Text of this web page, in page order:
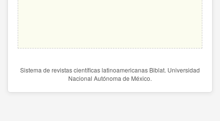
Sistema de revistas científicas latinoamericanas Biblat. Universidad
Nacional Autónoma de México.